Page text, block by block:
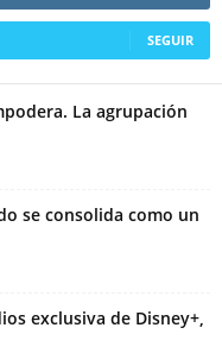
SEGUIR
La agrupación
se consolida como un
exclusiva de Disney+,